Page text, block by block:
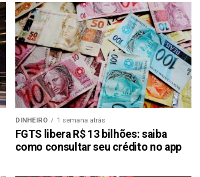
DINHEIRO 1 semana atrás
FGTS libera R$ 13 bilhões: saiba
como consultar seu crédito no app